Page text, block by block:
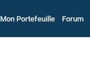
Mon Portefeuille Forum